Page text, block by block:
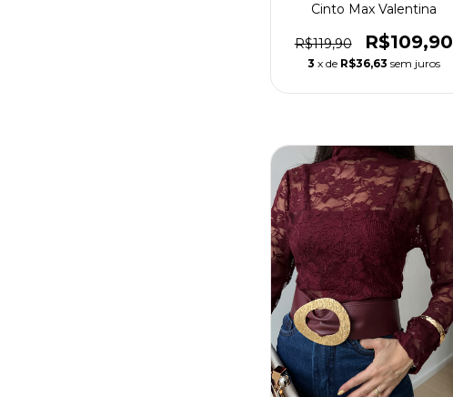
Cinto Max Valentina
R$119,90 R$109,90
3 x de R$36,63 sem juros